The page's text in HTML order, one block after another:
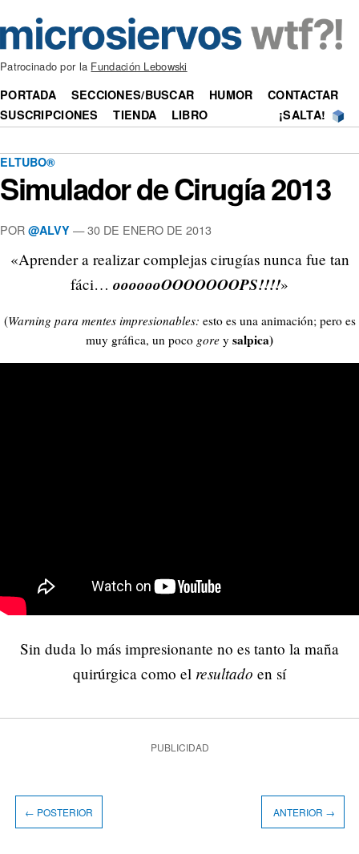
Patrocinado por la Fundación Lebowski
PORTADA SECCIONES/BUSCAR HUMOR
CONTACTAR
SUSCRIPCIONES
TIENDA LIBRO ¡SALTA!
ELTUBO®
Simulador de Cirugía 2013
POR @ALVY —30 DE ENERO DE 2013
«Aprender a realizar complejas cirugías nunca fue tan
fáci… ooooooOOOOOOOPS!!!!»
(Warning para mentes impresionables: esto es una animación; pero es
muy gráfica, un poco gore y salpica)
Sin duda lo más impresionante no es tanto la maña
quirúrgica como el resultado en sí
PUBLICIDAD
← POSTERIOR ANTERIOR →